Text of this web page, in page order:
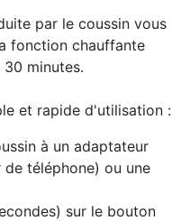
par le coussin vous
fonction chauffante
30 minutes.
et rapide d'utilisation :
à un adaptateur
téléphone) ou une
sur le bouton